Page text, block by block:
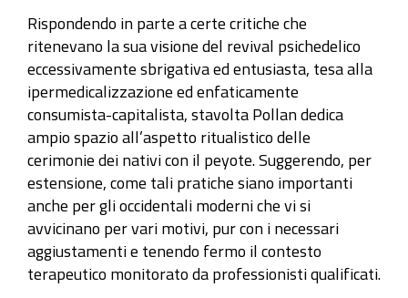
Rispondendo in parte a certe critiche che
ritenevano la sua visione del revival psichedelico
eccessivamente sbrigativa ed entusiasta, tesa alla
ipermedicalizzazione ed enfaticamente
consumista-capitalista, stavolta Pollan dedica
ampio spazio all’aspetto ritualistico delle
cerimonie dei nativi con il peyote. Suggerendo, per
estensione, come tali pratiche siano importanti
anche per gli occidentali moderni che vi si
avvicinano per vari motivi, pur con i necessari
aggiustamenti e tenendo fermo il contesto
terapeutico monitorato da professionisti qualificati.